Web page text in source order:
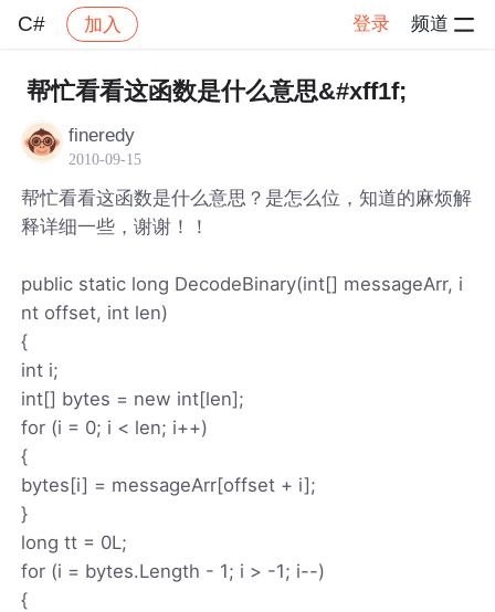
C# 加入 登录 频道
社区 C# 帖子详情
帮忙看看这函数是什么意思&#xff1f;
fineredy
2010-09-15
帮忙看看这函数是什么意思？是怎么位，知道的麻烦解
释详细一些，谢谢！！
public static long DecodeBinary(int[] messageArr, i
nt offset, int len)
{
int i;
int[] bytes = new int[len];
for (i = 0; i < len; i++)
{
bytes[i] = messageArr[offset + i];
}
long tt = 0L;
for (i = bytes.Length - 1; i > -1; i--)
{